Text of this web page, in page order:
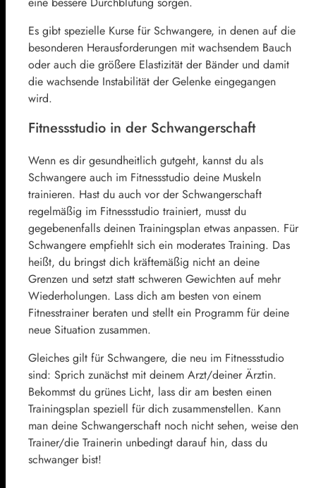
Es gibt spezielle Kurse für Schwangere, in denen auf die
besonderen Herausforderungen mit wachsendem Bauch
oder auch die größere Elastizität der Bänder und damit
die wachsende Instabilität der Gelenke eingegangen
wird.
Fitnessstudio in der Schwangerschaft
Wenn es dir gesundheitlich gutgeht, kannst du als
Schwangere auch im Fitnessstudio deine Muskeln
trainieren. Hast du auch vor der Schwangerschaft
regelmäßig im Fitnessstudio trainiert, musst du
gegebenenfalls deinen Trainingsplan etwas anpassen. Für
Schwangere empfiehlt sich ein moderates Training. Das
heißt, du bringst dich kräftemäßig nicht an deine
Grenzen und setzt statt schweren Gewichten auf mehr
Wiederholungen. Lass dich am besten von einem
Fitnesstrainer beraten und stellt ein Programm für deine
neue Situation zusammen.
Gleiches gilt für Schwangere, die neu im Fitnessstudio
sind: Sprich zunächst mit deinem Arzt/deiner Ärztin.
Bekommst du grünes Licht, lass dir am besten einen
Trainingsplan speziell für dich zusammenstellen. Kann
man deine Schwangerschaft noch nicht sehen, weise den
Trainer/die Trainerin unbedingt darauf hin, dass du
schwanger bist!